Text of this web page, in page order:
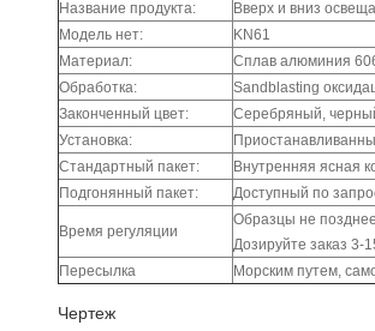
Название продукта:
Вверх и вниз
Модель нет:
KN61
Материал:
Сплав алюминия
Обработка:
Sandblasting
Законченный цвет:
Серебряный,
Установка:
Стандартный пакет:
Внутренняя ясная
Подгонянный пакет:
Доступный по
Время регуляции
Образцы не
Дозируйте заказ 3-
Пересылка
Морским путем,
Чертеж